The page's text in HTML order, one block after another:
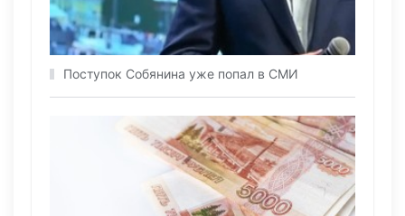
Поступок Собянина уже попал в СМИ